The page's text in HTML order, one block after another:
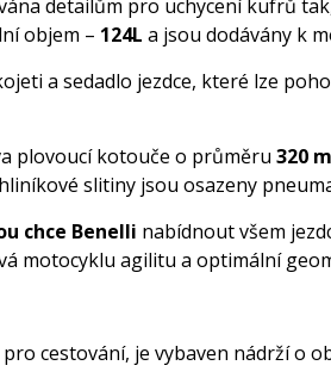
detailům pro uchycení kufrů
objem – 124L a jsou dodávány k
a sedadlo jezdce, které lze
plovoucí kotouče o průměru 320
slitiny jsou osazeny
chce Benelli nabídnout všem
motocyklu agilitu a optimální
cestování, je vybaven nádrží o